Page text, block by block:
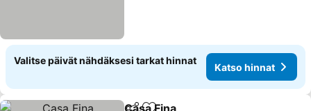
Valitse päivät nähdäksesi tarkat hinnat
Katso hinnat
Casa Fina